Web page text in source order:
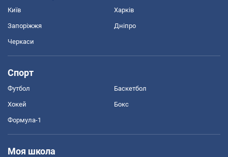
Київ Харків
Запоріжжя Дніпро
Черкаси
Спорт
Футбол Баскетбол
Хокей Бокс
Формула-1
Моя школа